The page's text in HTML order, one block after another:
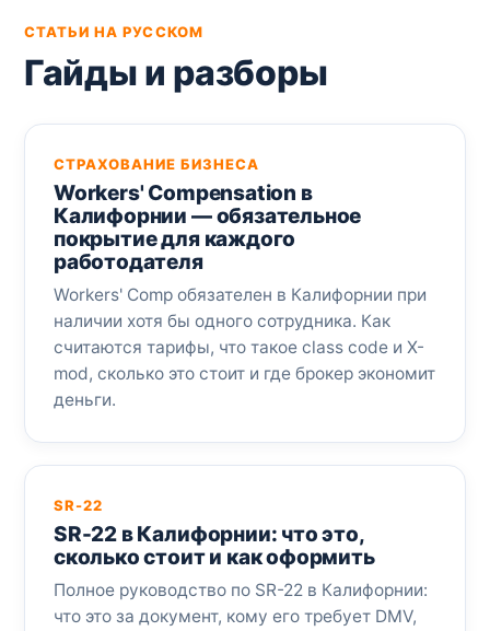
СТАТЬИ НА РУССКОМ
Гайды и разборы
СТРАХОВАНИЕ БИЗНЕСА
Workers' Compensation в
Калифорнии — обязательное
покрытие для каждого
работодателя
Workers' Comp обязателен в Калифорнии при
наличии хотя бы одного сотрудника. Как
считаются тарифы, что такое class code и X-
mod, сколько это стоит и где брокер экономит
деньги.
SR-22
SR-22 в Калифорнии: что это,
сколько стоит и как оформить
Полное руководство по SR-22 в Калифорнии:
что это за документ, кому его требует DMV,